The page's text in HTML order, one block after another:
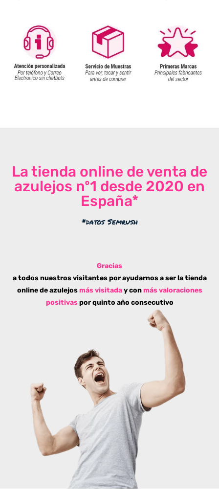
La tienda online de venta de
azulejos nº1 desde 2020 en
España*
*datos Semrush
Gracias
a todos nuestros visitantes por ayudarnos a ser la tienda
online de azulejos más visitaday conmás valoraciones
positivaspor quinto año consecutivo